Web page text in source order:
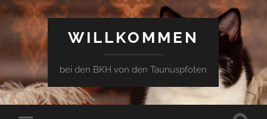
WILLKOMMEN
bei den BKH von den Taunuspfoten